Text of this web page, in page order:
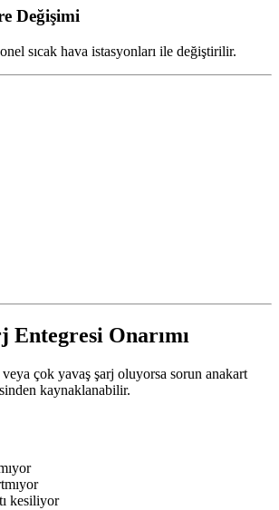
Değişimi
sıcak hava istasyonları ile değiştirilir.
Entegresi Onarımı
çok yavaş şarj oluyorsa sorun anakart
kaynaklanabilir.
kesiliyor